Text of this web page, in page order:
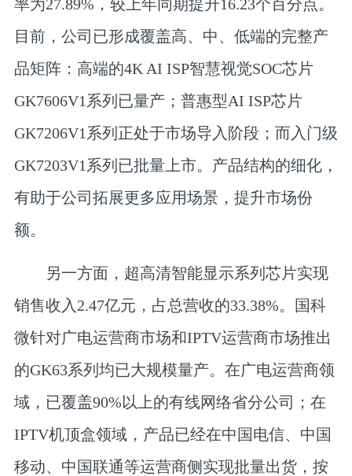
率为27.89%，较上年同期提升16.23个百分点。
目前，公司已形成覆盖高、中、低端的完整产
品矩阵：高端的4K AI ISP智慧视觉SOC芯片
GK7606V1系列已量产；普惠型AI ISP芯片
GK7206V1系列正处于市场导入阶段；而入门级
GK7203V1系列已批量上市。产品结构的细化，
有助于公司拓展更多应用场景，提升市场份
额。
另一方面，超高清智能显示系列芯片实现
销售收入2.47亿元，占总营收的33.38%。国科
微针对广电运营商市场和IPTV运营商市场推出
的GK63系列均已大规模量产。在广电运营商领
域，已覆盖90%以上的有线网络省分公司；在
IPTV机顶盒领域，产品已经在中国电信、中国
移动、中国联通等运营商侧实现批量出货，按